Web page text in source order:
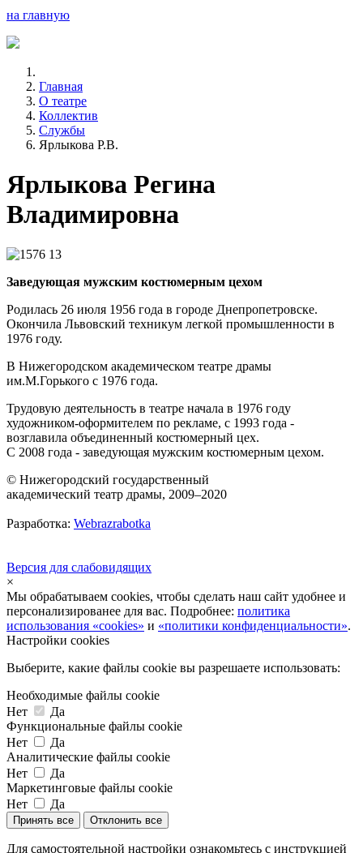
на главную
Главная
О театре
Коллектив
Службы
Ярлыкова Р.В.
Ярлыкова Регина
Владимировна
Заведующая мужским костюмерным цехом
Родилась 26 июля 1956 года в городе Днепропетровске.
Окончила Львовский техникум легкой промышленности в
1976 году.
В Нижегородском академическом театре драмы
им.М.Горького с 1976 года.
Трудовую деятельность в театре начала в 1976 году
художником-оформителем по рекламе, с 1993 года -
возглавила объединенный костюмерный цех.
С 2008 года - заведующая мужским костюмерным цехом.
© Нижегородский государственный
академический театр драмы, 2009–2020
Разработка: Webrazrabotka
Версия для слабовидящих
×
Мы обрабатываем cookies, чтобы сделать наш сайт удобнее и
персонализированее для вас. Подробнее: политика
использования «cookies» и «политики конфиденциальности».
Настройки cookies
Выберите, какие файлы cookie вы разрешаете использовать:
Необходимые файлы cookie
Нет
Да
Функциональные файлы cookie
Нет
Да
Аналитические файлы cookie
Нет
Да
Маркетинговые файлы cookie
Нет
Да
Принять все Отклонить все
Для самостоятельной настройки ознакомьтесь с инструкцией